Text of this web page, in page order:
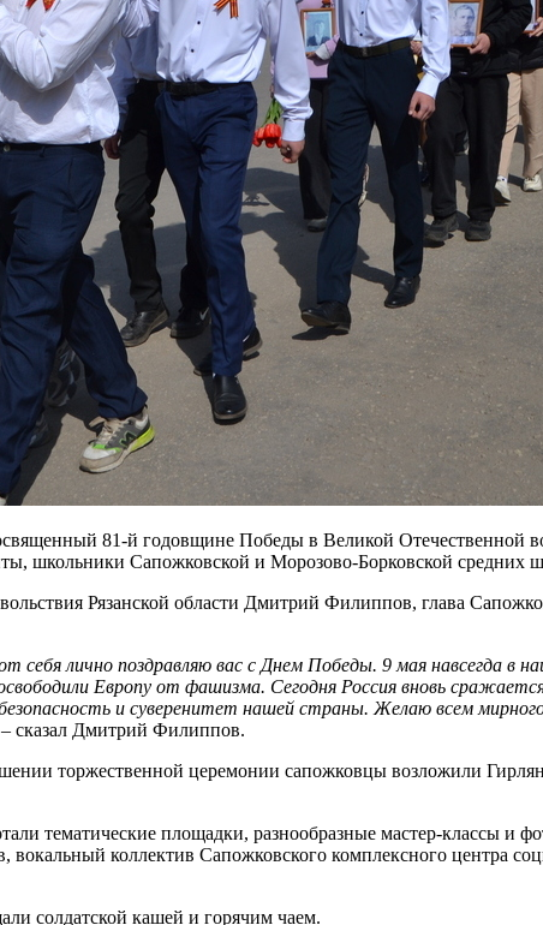
81-й годовщине Победы в Великой Отечественной
школьники Сапожковской и Морозово-Борковской средних
Рязанской области Дмитрий Филиппов, глава
себя лично поздравляю вас с Днем Победы. 9 мая навсегда
Европу от фашизма. Сегодня Россия вновь
и суверенитет нашей страны. Желаю всем мирного
сказал Дмитрий Филиппов.
торжественной церемонии сапожковцы возложили
тематические площадки, разнообразные мастер-классы и
коллектив Сапожковского комплексного центра
солдатской кашей и горячим чаем.